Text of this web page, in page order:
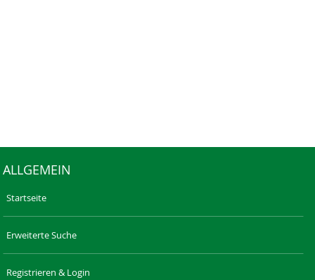
ALLGEMEIN
Startseite
Erweiterte Suche
Registrieren & Login